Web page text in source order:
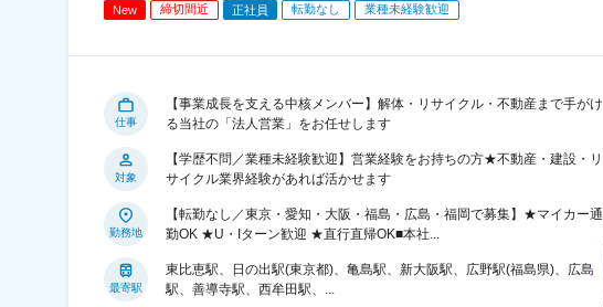
New 締切間近 正社員 転勤なし 業種未経験歓迎
仕事
【事業成長を支える中核メンバー】解体・リサイクル・不動産まで手がけ
る当社の「法人営業」をお任せします
対象
【学歴不問／業種未経験歓迎】営業経験をお持ちの方★不動産・建設・リ
サイクル業界経験があれば活かせます
勤務地
【転勤なし／東京・愛知・大阪・福島・広島・福岡で募集】★マイカー通
勤OK ★U・Iターン歓迎 ★直行直帰OK■本社...
最寄駅
東比恵駅、日の出駅(東京都)、亀島駅、新大阪駅、広野駅(福島県)、広島
駅、善導寺駅、西牟田駅、...